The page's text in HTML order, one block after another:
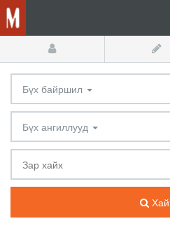
Бүх байршил
Бүх ангиллууд